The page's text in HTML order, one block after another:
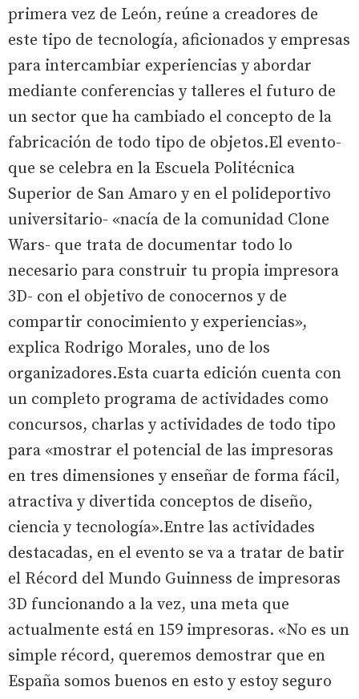
primera vez de León, reúne a creadores de
este tipo de tecnología, aficionados y empresas
para intercambiar experiencias y abordar
mediante conferencias y talleres el futuro de
un sector que ha cambiado el concepto de la
fabricación de todo tipo de objetos.El evento-
que se celebra en la Escuela Politécnica
Superior de San Amaro y en el polideportivo
universitario- «nacía de la comunidad Clone
Wars- que trata de documentar todo lo
necesario para construir tu propia impresora
3D- con el objetivo de conocernos y de
compartir conocimiento y experiencias»,
explica Rodrigo Morales, uno de los
organizadores.Esta cuarta edición cuenta con
un completo programa de actividades como
concursos, charlas y actividades de todo tipo
para «mostrar el potencial de las impresoras
en tres dimensiones y enseñar de forma fácil,
atractiva y divertida conceptos de diseño,
ciencia y tecnología».Entre las actividades
destacadas, en el evento se va a tratar de batir
el Récord del Mundo Guinness de impresoras
3D funcionando a la vez, una meta que
actualmente está en 159 impresoras. «No es un
simple récord, queremos demostrar que en
España somos buenos en esto y estoy seguro